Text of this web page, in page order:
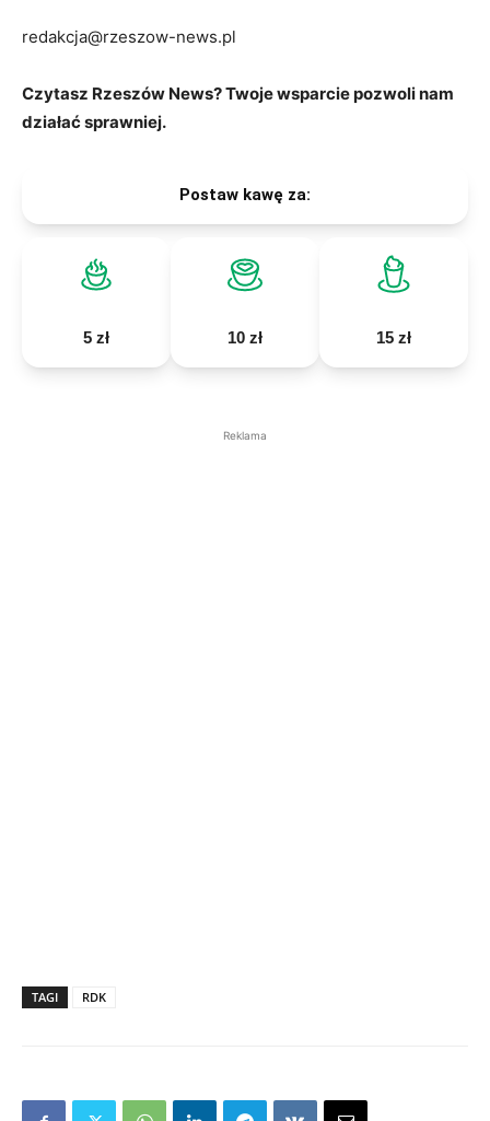
redakcja@rzeszow-news.pl
Czytasz Rzeszów News? Twoje wsparcie pozwoli nam
działać sprawniej.
Postaw kawę za:
5 zł 10 zł 15 zł
Reklama
TAGI RDK